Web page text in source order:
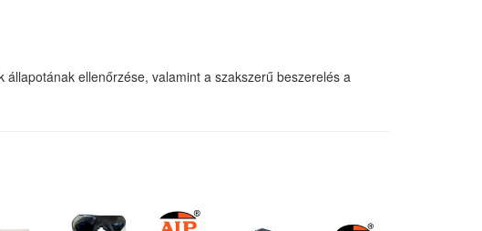
ellenőrzése, valamint a szakszerű beszerelés a